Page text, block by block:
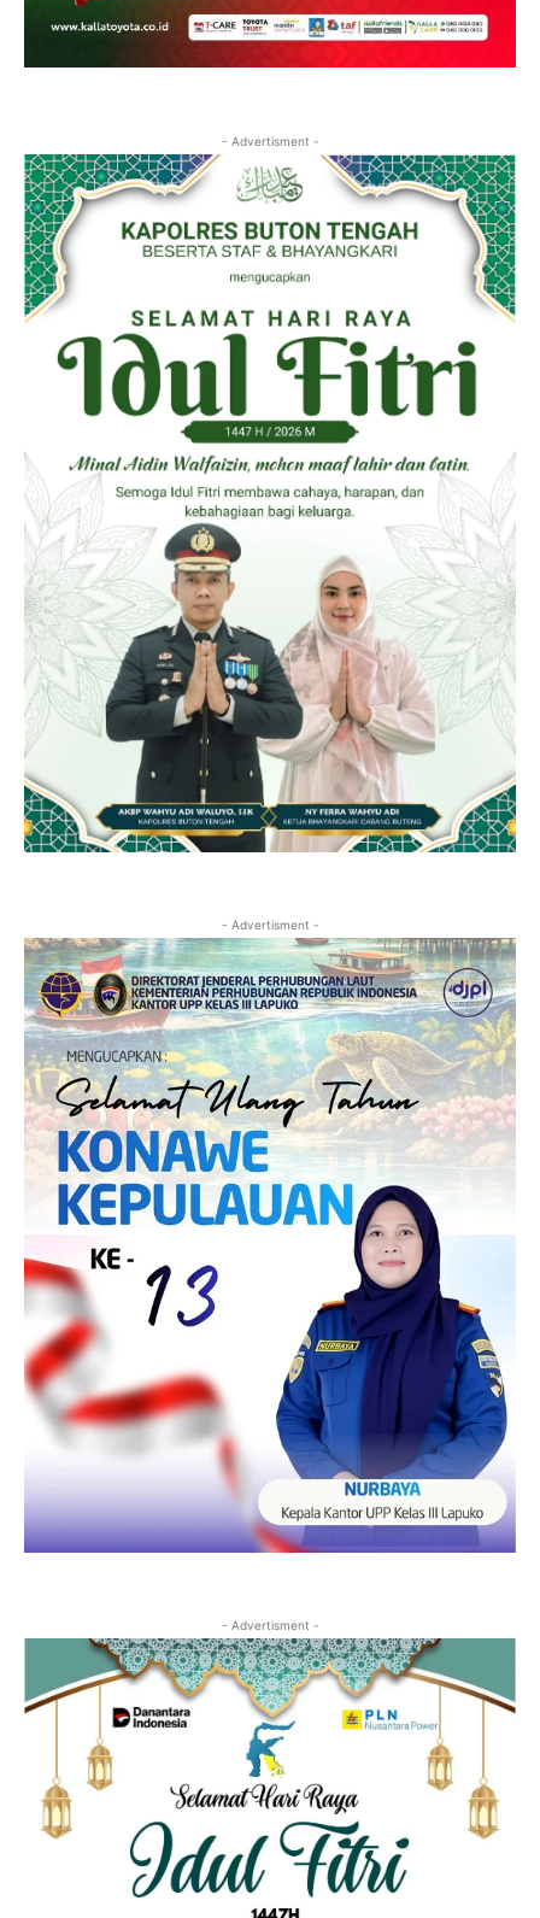
- Advertisment -
- Advertisment -
- Advertisment -